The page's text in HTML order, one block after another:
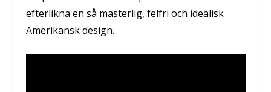
efterlikna en så mästerlig, felfri och idealisk
Amerikansk design.